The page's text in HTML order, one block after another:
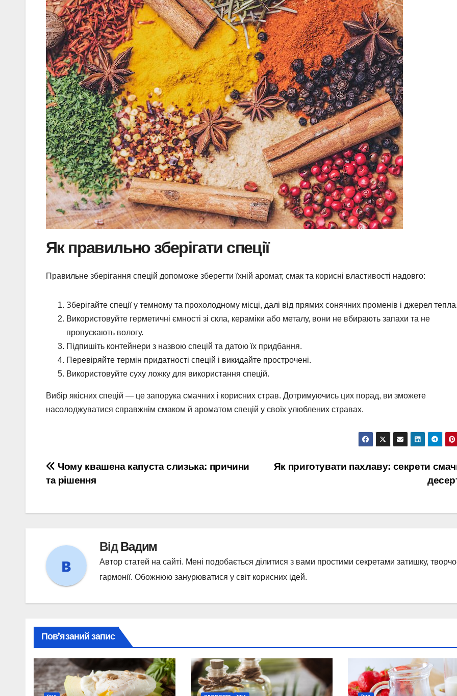
Як правильно зберігати спеції
Правильне зберігання спецій допоможе зберегти їхній аромат, смак та корисні властивості надовго:
Зберігайте спеції у темному та прохолодному місці, далі від прямих сонячних променів і джерел тепла.
Використовуйте герметичні ємності зі скла, кераміки або металу, вони не вбирають запахи та не
пропускають вологу.
Підпишіть контейнери з назвою спецій та датою їх придбання.
Перевіряйте термін придатності спецій і викидайте прострочені.
Використовуйте суху ложку для використання спецій.
Вибір якісних спецій — це запорука смачних і корисних страв. Дотримуючись цих порад, ви зможете
насолоджуватися справжнім смаком й ароматом спецій у своїх улюблених стравах.
Навігація
записів
Як приготувати пахлаву: секрети
Чому квашена капуста слизька: причини
та рішення
ВідВадим
Автор статей на сайті. Мені подобається ділитися з вами простими секретами затишку,
гармонії. Обожнюю занурюватися у світ корисних ідей.
Пов’язаний запис